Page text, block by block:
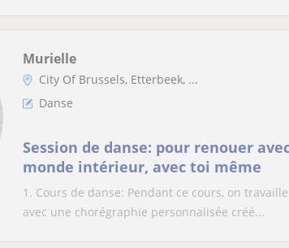
Murielle
City Of Brussels, Etterbeek, ...
Danse
Session de danse: pour renouer
monde intérieur, avec toi même
1. Cours de danse: Pendant ce cours, on
avec une chorégraphie personnalisée créé...